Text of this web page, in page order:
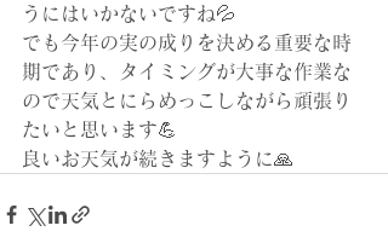
うにはいかないですね💦
でも今年の実の成りを決める重要な時
期であり、タイミングが大事な作業な
ので天気とにらめっこしながら頑張り
たいと思います💪
良いお天気が続きますように🙏